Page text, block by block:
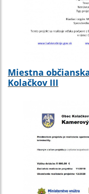
Miestna
Kolačkov III